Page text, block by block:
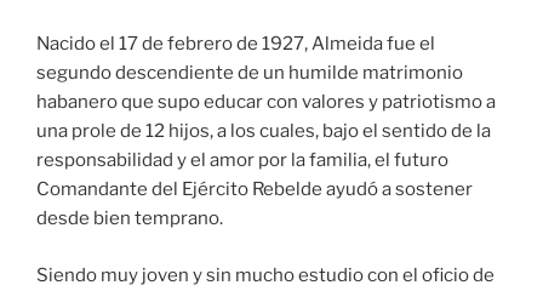
Nacido el 17 de febrero de 1927, Almeida fue el
segundo descendiente de un humilde matrimonio
habanero que supo educar con valores y patriotismo a
una prole de 12 hijos, a los cuales, bajo el sentido de la
responsabilidad y el amor por la familia, el futuro
Comandante del Ejército Rebelde ayudó a sostener
desde bien temprano.
Siendo muy joven y sin mucho estudio con el oficio de